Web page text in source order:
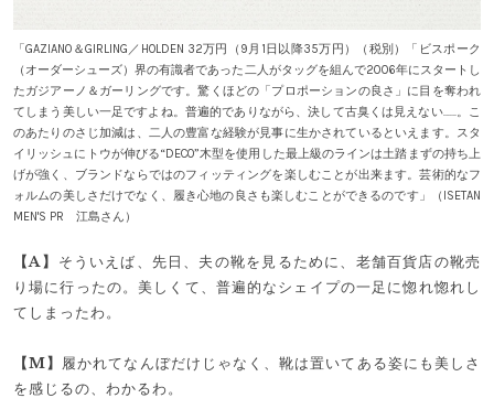
「GAZIANO＆GIRLING／HOLDEN 32万円（9月1日以降35万円）（税別）「ビスポーク
（オーダーシューズ）界の有識者であった二人がタッグを組んで2006年にスタートし
たガジアーノ＆ガーリングです。驚くほどの「プロポーションの良さ」に目を奪われ
てしまう美しい一足ですよね。普遍的でありながら、決して古臭くは見えない……。こ
のあたりのさじ加減は、二人の豊富な経験が見事に生かされているといえます。スタ
イリッシュにトウが伸びる“DECO”木型を使用した最上級のラインは土踏まずの持ち上
げが強く、ブランドならではのフィッティングを楽しむことが出来ます。芸術的なフ
ォルムの美しさだけでなく、履き心地の良さも楽しむことができるのです」（ISETAN
MEN'S PR 江島さん）
【A】 そういえば、先日、夫の靴を見るために、老舗百貨店の靴売
り場に行ったの。美しくて、普遍的なシェイプの一足に惚れ惚れし
てしまったわ。
【M】 履かれてなんぼだけじゃなく、靴は置いてある姿にも美しさ
を感じるの、わかるわ。